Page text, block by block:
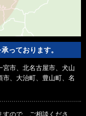
っております。
市、北名古屋市、犬山
、大治町、豊山町、名
ので、ご相談くださ